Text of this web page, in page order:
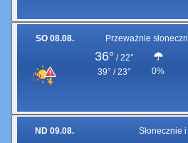
SO 08.08. Przeważnie
36° / 22°
39° / 23°
0%
ND 09.08. Słonecznie